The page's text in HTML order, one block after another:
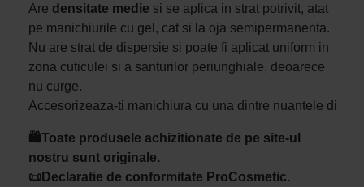
Are densitate medie si se aplica in strat potrivit, atat
pe manichiurile cu gel, cat si la oja semipermanenta.
Nu are strat de dispersie si poate fi aplicat uniform in
zona cuticulei si a santurilor periunghiale, deoarece
nu curge.
Accesorizeaza-ti manichiura cu una dintre nuantele din
🛍️Toate produsele achizitionate de pe site-ul
nostru sunt originale.
📜Declaratie de conformitate ProCosmetic.